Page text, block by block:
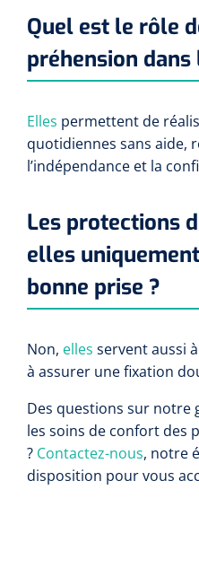
Quel est le rôle
préhension dans
Elles permettent de
quotidiennes sans aide,
l’indépendance et la
Les protections
elles
bonne prise ?
Non, elles servent aussi
à assurer une fixation
Des questions sur
les soins de confort des
? Contactez-nous, notre
disposition pour vous